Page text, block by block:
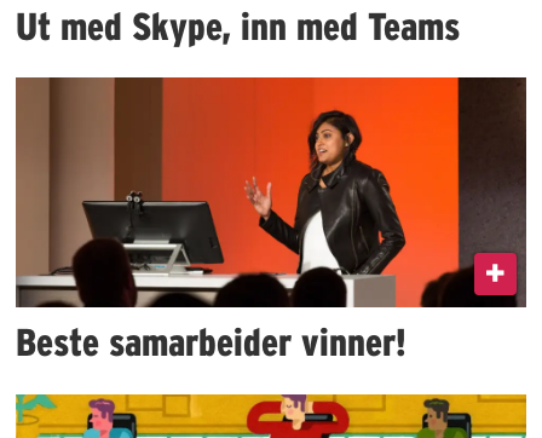
Ut med Skype, inn med Teams
Beste samarbeider vinner!